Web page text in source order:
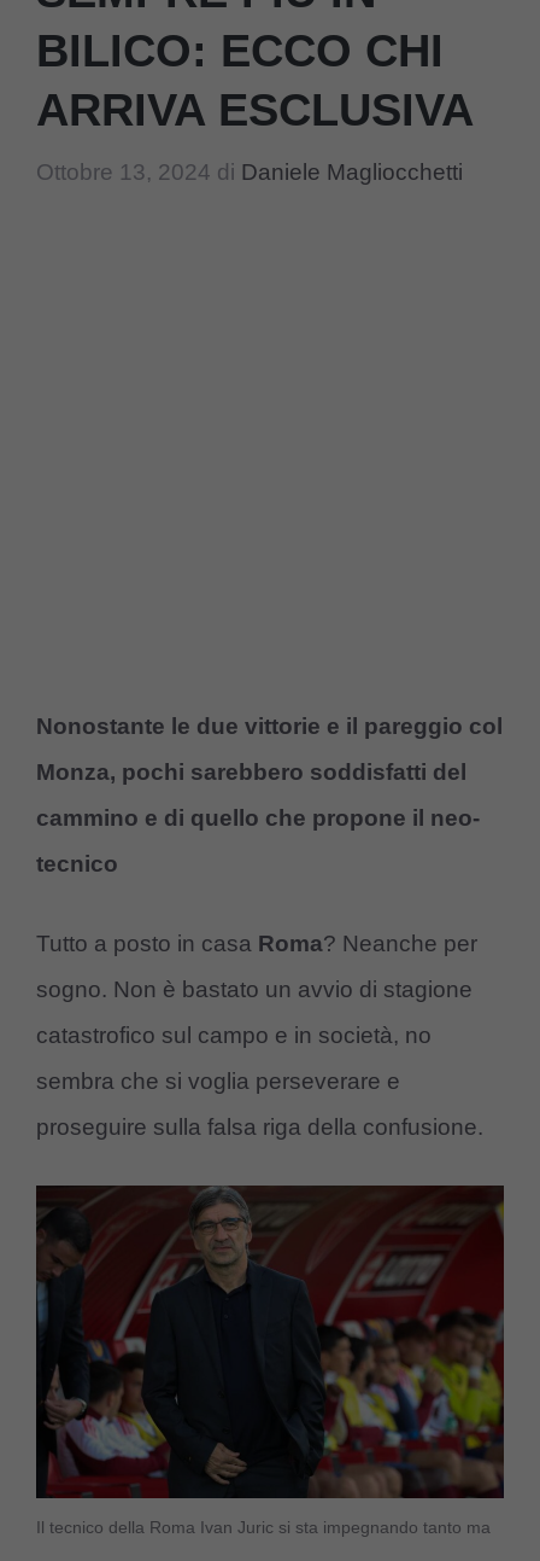
BILICO: ECCO CHI
ARRIVA ESCLUSIVA
Ottobre 13, 2024 di Daniele Magliocchetti
Nonostante le due vittorie e il pareggio col
Monza, pochi sarebbero soddisfatti del
cammino e di quello che propone il neo-
tecnico
Tutto a posto in casa Roma? Neanche per
sogno. Non è bastato un avvio di stagione
catastrofico sul campo e in società, no
sembra che si voglia perseverare e
proseguire sulla falsa riga della confusione.
Il tecnico della Roma Ivan Juric si sta impegnando tanto ma